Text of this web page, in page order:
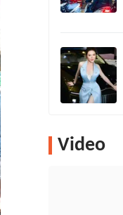
Video